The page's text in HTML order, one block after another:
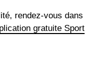
rendez-vous dans
gratuite Sport